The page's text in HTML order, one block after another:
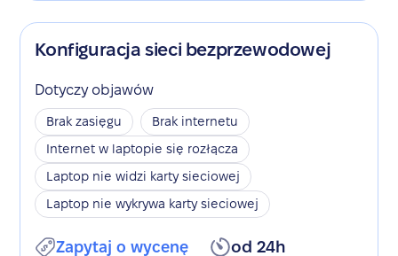
Konfiguracja sieci bezprzewodowej
Dotyczy objawów
Brak zasięgu
Brak internetu
Internet w laptopie się rozłącza
Laptop nie widzi karty sieciowej
Laptop nie wykrywa karty sieciowej
Zapytaj o wycenę od 24h